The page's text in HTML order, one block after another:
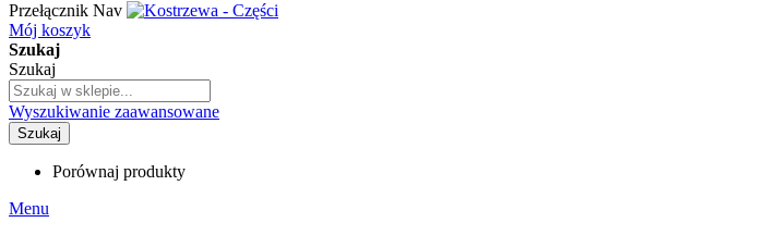
Przełącznik Nav
Mój koszyk
Szukaj
Szukaj
Wyszukiwanie zaawansowane
Szukaj
Porównaj produkty
Menu